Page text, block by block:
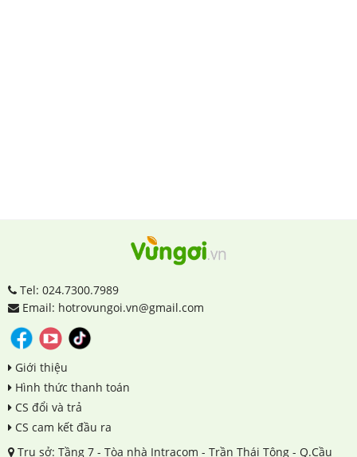
Tel: 024.7300.7989
Email: hotrovungoi.vn@gmail.com
Giới thiệu
Hình thức thanh toán
CS đổi và trả
CS cam kết đầu ra
Trụ sở: Tầng 7 - Tòa nhà Intracom - Trần Thái Tông - Q.Cầu